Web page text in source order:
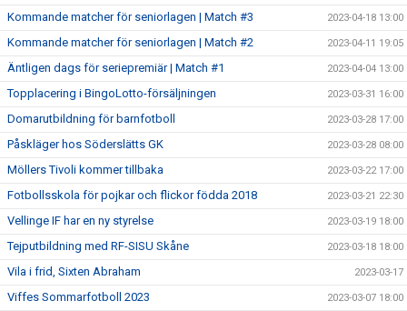
Kommande matcher för seniorlagen | Match #3 2023-04-18 13:00
Kommande matcher för seniorlagen | Match #2 2023-04-11 19:05
Äntligen dags för seriepremiär | Match #1 2023-04-04 13:00
Topplacering i BingoLotto-försäljningen 2023-03-31 16:00
Domarutbildning för barnfotboll 2023-03-28 17:00
Påskläger hos Söderslätts GK 2023-03-28 08:00
Möllers Tivoli kommer tillbaka 2023-03-22 17:00
Fotbollsskola för pojkar och flickor födda 2018 2023-03-21 22:30
Vellinge IF har en ny styrelse 2023-03-19 18:00
Tejputbildning med RF-SISU Skåne 2023-03-18 18:00
Vila i frid, Sixten Abraham 2023-03-17
Viffes Sommarfotboll 2023 2023-03-07 18:00